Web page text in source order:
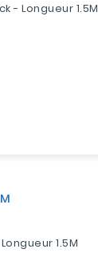
- Longueur 1.5M
1.5M